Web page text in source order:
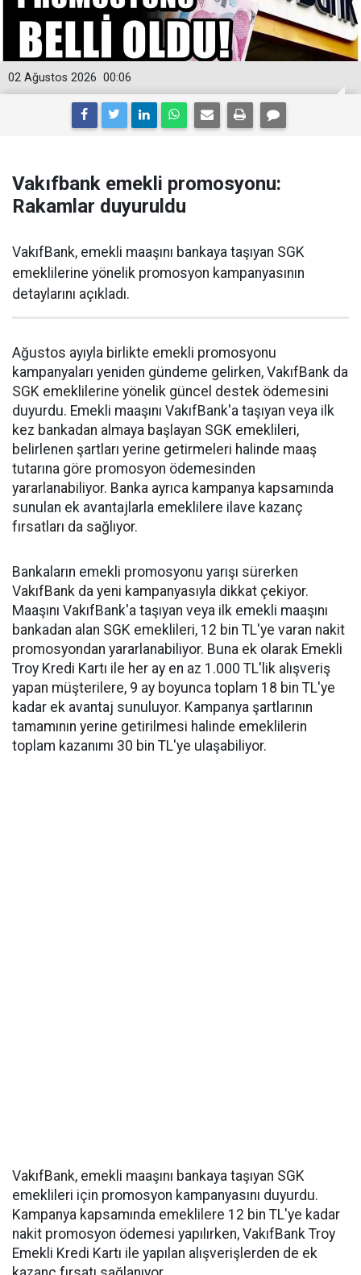
00:06
02 Ağustos 2026
Vakıfbank emekli promosyonu:
Rakamlar duyuruldu
VakıfBank, emekli maaşını bankaya taşıyan SGK
emeklilerine yönelik promosyon kampanyasının
detaylarını açıkladı.
Ağustos ayıyla birlikte emekli promosyonu
kampanyaları yeniden gündeme gelirken, VakıfBank da
SGK emeklilerine yönelik güncel destek ödemesini
duyurdu. Emekli maaşını VakıfBank'a taşıyan veya ilk
kez bankadan almaya başlayan SGK emeklileri,
belirlenen şartları yerine getirmeleri halinde maaş
tutarına göre promosyon ödemesinden
yararlanabiliyor. Banka ayrıca kampanya kapsamında
sunulan ek avantajlarla emeklilere ilave kazanç
fırsatları da sağlıyor.
Bankaların emekli promosyonu yarışı sürerken
VakıfBank da yeni kampanyasıyla dikkat çekiyor.
Maaşını VakıfBank'a taşıyan veya ilk emekli maaşını
bankadan alan SGK emeklileri, 12 bin TL'ye varan nakit
promosyondan yararlanabiliyor. Buna ek olarak Emekli
Troy Kredi Kartı ile her ay en az 1.000 TL'lik alışveriş
yapan müşterilere, 9 ay boyunca toplam 18 bin TL'ye
kadar ek avantaj sunuluyor. Kampanya şartlarının
tamamının yerine getirilmesi halinde emeklilerin
toplam kazanımı 30 bin TL'ye ulaşabiliyor.
VakıfBank, emekli maaşını bankaya taşıyan SGK
emeklileri için promosyon kampanyasını duyurdu.
Kampanya kapsamında emeklilere 12 bin TL'ye kadar
nakit promosyon ödemesi yapılırken, VakıfBank Troy
Emekli Kredi Kartı ile yapılan alışverişlerden de ek